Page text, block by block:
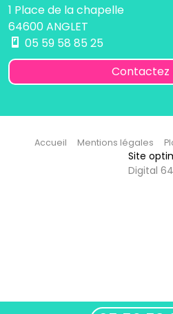
1 Place de la chapelle
64600 ANGLET
05 59 58 85 25
Contactez
Accueil Mentions légales
Site
Digital 64